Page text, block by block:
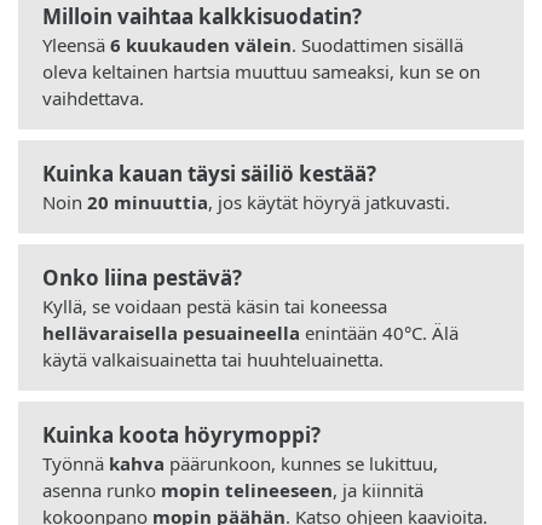
Milloin vaihtaa kalkkisuodatin?
Yleensä 6 kuukauden välein. Suodattimen sisällä
oleva keltainen hartsia muuttuu sameaksi, kun se on
vaihdettava.
Kuinka kauan täysi säiliö kestää?
Noin 20 minuuttia, jos käytät höyryä jatkuvasti.
Onko liina pestävä?
Kyllä, se voidaan pestä käsin tai koneessa
hellävaraisella pesuaineella enintään 40°C. Älä
käytä valkaisuainetta tai huuhteluainetta.
Kuinka koota höyrymoppi?
Työnnä kahva päärunkoon, kunnes se lukittuu,
asenna runko mopin telineeseen, ja kiinnitä
kokoonpano mopin päähän. Katso ohjeen kaavioita.